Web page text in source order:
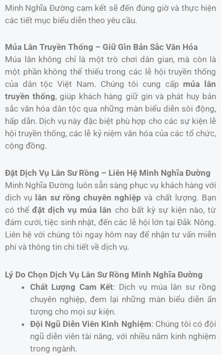
Minh Nghĩa Đường cam kết sẽ đến đúng giờ và thực hiện
các tiết mục biểu diễn theo yêu cầu.
Múa Lân Truyền Thống – Giữ Gìn Bản Sắc Văn Hóa
Múa lân không chỉ là một trò chơi dân gian, mà còn là
một phần không thể thiếu trong các lễ hội truyền thống
của dân tộc Việt Nam. Chúng tôi cung cấp múa lân
truyền thống, giúp khách hàng giữ gìn và phát huy bản
sắc văn hóa dân tộc qua những màn biểu diễn sôi động,
hấp dẫn. Dịch vụ này đặc biệt phù hợp cho các sự kiện lễ
hội truyền thống, các lễ kỷ niệm văn hóa của các tổ chức,
cộng đồng.
Đặt Dịch Vụ Lân Sư Rồng – Liên Hệ Minh Nghĩa Đường
Minh Nghĩa Đường luôn sẵn sàng phục vụ khách hàng với
dịch vụ lân sư rồng chuyên nghiệp và chất lượng. Bạn
có thểđặt dịch vụ múa lân cho bất kỳ sự kiện nào, từ
đám cưới, tiệc sinh nhật, đến các lễ hội lớn tại Đắk Nông.
Liên hệ với chúng tôi ngay hôm nay để nhận tư vấn miễn
phí và thông tin chi tiết về dịch vụ.
Lý Do Chọn Dịch Vụ Lân Sư Rồng Minh Nghĩa Đường
Chất Lượng Cam Kết: Dịch vụ múa lân sư rồng
chuyên nghiệp, đem lại những màn biểu diễn ấn
tượng cho mọi sự kiện.
Đội Ngũ Diễn Viên Kinh Nghiệm: Chúng tôi có đội
ngũ diễn viên tài năng, với nhiều năm kinh nghiệm
trong ngành.